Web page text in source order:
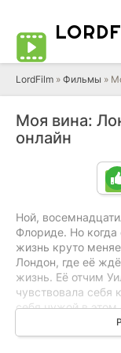
LORD
LordFilm » Фильмы »
Моя вина:
онлайн
Ной,
Флориде. Но
жизнь круто
Лондон, где её
жизнь. Её отчим
чувствовала себя
себя чужой в
когда она
Несмотря на то,